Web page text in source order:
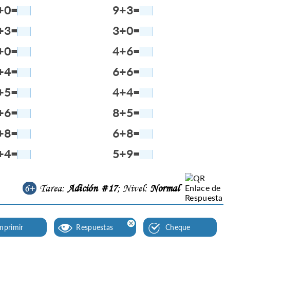
9+3=
3+0=
4+6=
6+6=
4+4=
8+5=
6+8=
5+9=
6+ Tarea:Adición #17; Nivel: Normal
Respuestas Cheque